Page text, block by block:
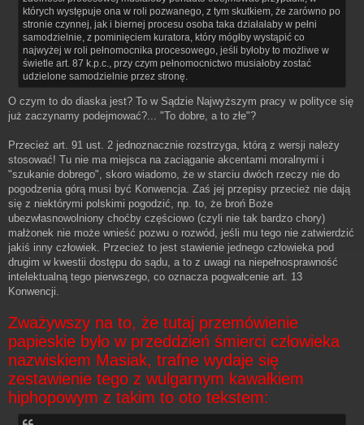
których występuje ona w roli pozwanego, z tym skutkiem, że zarówno po
stronie czynnej, jak i biernej procesu osoba taka działałaby w pełni
samodzielnie, z pominięciem kuratora, który mógłby wystąpić co
najwyżej w roli pełnomocnika procesowego, jeśli byłoby to możliwe w
świetle art. 87 k.p.c., przy czym pełnomocnictwo musiałoby zostać
udzielone samodzielnie przez stronę.
O czym to do diaska jest? To w Sądzie Najwyższym pracy w polityce się
już zaczynamy podejmować?... "To dobre, a to złe"?
Przecież art. 91 ust. 2 jednoznacznie rozstrzyga, którą z wersji należy
stosować! Tu nie ma miejsca na zaciąganie akcentami moralnymi i
"szukanie dobrego", skoro wiadomo, że w starciu dwóch rzeczy nie do
pogodzenia górą musi być Konwencja. Zaś jej przepisy przecież nie dają
się z niektórymi polskimi pogodzić, np. to, że broń Boże
ubezwłasnowolniony choćby częściowo (czyli nie tak bardzo chory)
małżonek nie może wnieść pozwu o rozwód, jeśli mu tego nie zatwierdzić
jakiś inny człowiek. Przecież to jest stawienie jednego człowieka pod
drugim w kwestii dostępu do sądu, a to z uwagi na niepełnosprawność
intelektualną tego pierwszego, co oznacza pogwałcenie art. 13
Konwencji.
Zważywszy na to, że tutaj przemówienie
papieskie było w przeddzień śmierci człowieka
nazwiskiem Masiak, trafne wydaje się
zestawienie tego z wulgarnym kawałkiem
hiphopowym z takim to oto tekstem: